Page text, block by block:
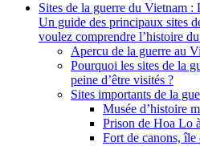
Sites de la guerre du Vietnam
Un guide des principaux sites
voulez comprendre l’histoire
Apercu de la guerre au
Pourquoi les sites de la
peine d’être visités ?
Sites importants de la
Musée d’histoire
Prison de Hoa Lo
Fort de canons, île